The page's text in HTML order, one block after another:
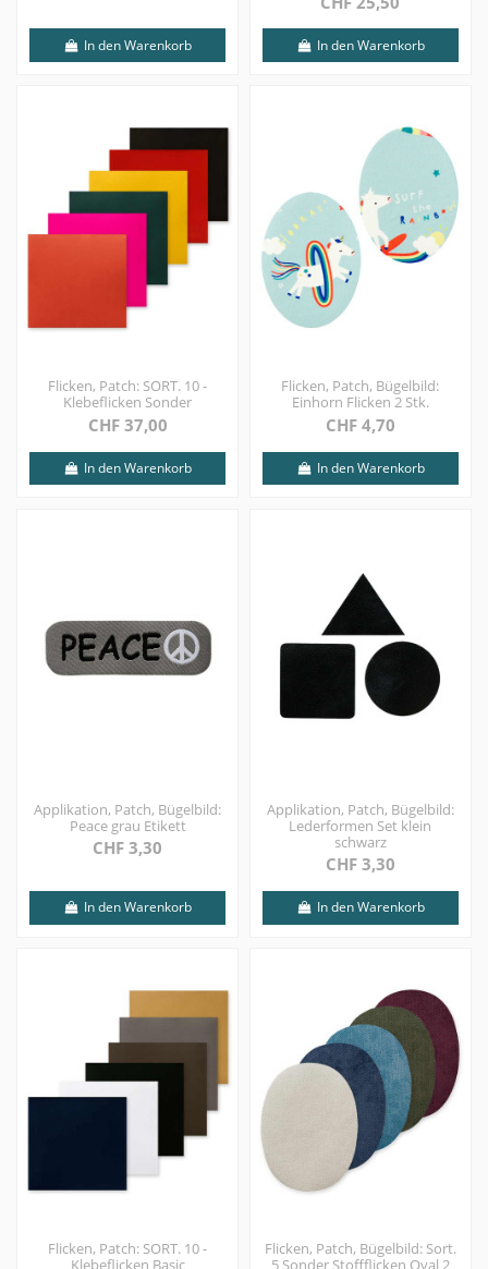
In den Warenkorb In den Warenkorb
Flicken, Patch: SORT. 10 -
Klebeflicken Sonder
CHF 37,00
In den Warenkorb
Flicken, Patch, Bügelbild:
Einhorn Flicken 2 Stk.
CHF 4,70
In den Warenkorb
Applikation, Patch, Bügelbild:
Peace grau Etikett
CHF 3,30
In den Warenkorb
Applikation, Patch, Bügelbild:
Lederformen Set klein
schwarz
CHF 3,30
In den Warenkorb
Flicken, Patch: SORT. 10 -
Klebeflicken Basic
Flicken, Patch, Bügelbild: Sort.
5 Sonder Stoffflicken Oval 2